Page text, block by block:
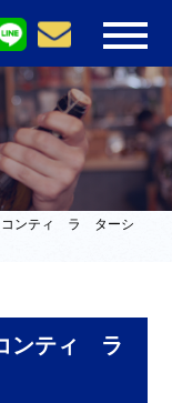
ンティ ラ ターシ
ンティ ラ